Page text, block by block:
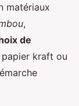
matériaux
,
de
kraft ou